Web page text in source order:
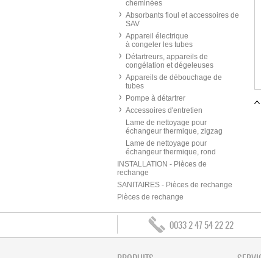
cheminées
Absorbants fioul et accessoires de
SAV
Appareil électrique
à congeler les tubes
Détartreurs, appareils de
congélation et dégeleuses
Appareils de débouchage de
tubes
Pompe à détartrer
Accessoires d'entretien
Lame de nettoyage pour
échangeur thermique, zigzag
Lame de nettoyage pour
échangeur thermique, rond
INSTALLATION - Pièces de
rechange
SANITAIRES - Pièces de rechange
Pièces de rechange
0033 2 47 54 22 22